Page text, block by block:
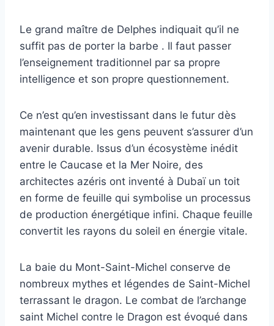
Le grand maître de Delphes indiquait qu’il ne
suffit pas de porter la barbe . Il faut passer
l’enseignement traditionnel par sa propre
intelligence et son propre questionnement.
Ce n’est qu’en investissant dans le futur dès
maintenant que les gens peuvent s’assurer d’un
avenir durable. Issus d’un écosystème inédit
entre le Caucase et la Mer Noire, des
architectes azéris ont inventé à Dubaï un toit
en forme de feuille qui symbolise un processus
de production énergétique infini. Chaque feuille
convertit les rayons du soleil en énergie vitale.
La baie du Mont-Saint-Michel conserve de
nombreux mythes et légendes de Saint-Michel
terrassant le dragon. Le combat de l’archange
saint Michel contre le Dragon est évoqué dans